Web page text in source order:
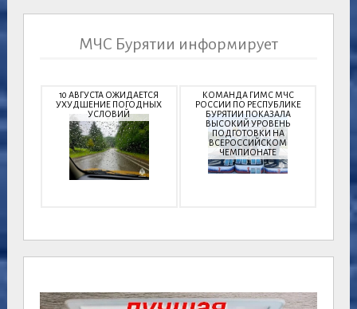
МЧС Бурятии информирует
10 АВГУСТА ОЖИДАЕТСЯ
УХУДШЕНИЕ ПОГОДНЫХ
УСЛОВИЙ
КОМАНДА ГИМС МЧС
РОССИИ ПО РЕСПУБЛИКЕ
БУРЯТИИ ПОКАЗАЛА
ВЫСОКИЙ УРОВЕНЬ
ПОДГОТОВКИ НА
ВСЕРОССИЙСКОМ
ЧЕМПИОНАТЕ